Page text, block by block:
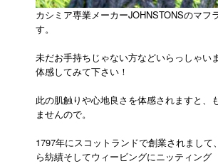
カシミア専業メーカーJOHNSTONSのマフ
す。
未だお手持ちじゃない方などいらっしゃい
体感してみて下さい！
此の肌触りや心地良さを体感されますと、
ませんので。
1797年にスコットランドで創業されまして
ら紡績そしてウィービングにニッティング